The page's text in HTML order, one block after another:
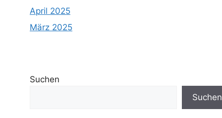
April 2025
März 2025
Suchen
Suchen